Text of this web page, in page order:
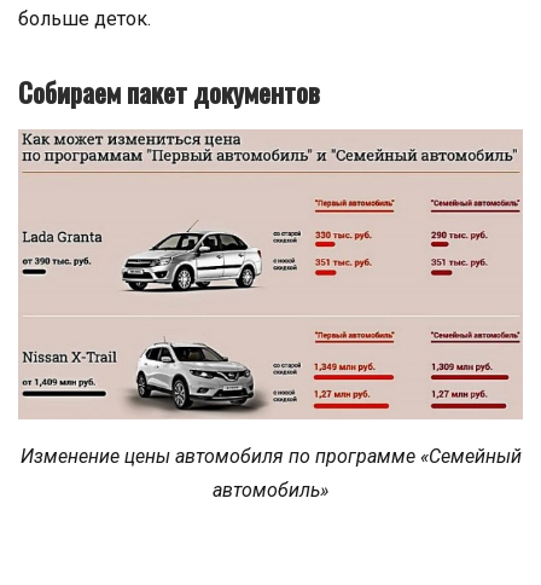
больше деток.
Собираем пакет документов
Изменение цены автомобиля по программе «Семейный
автомобиль»